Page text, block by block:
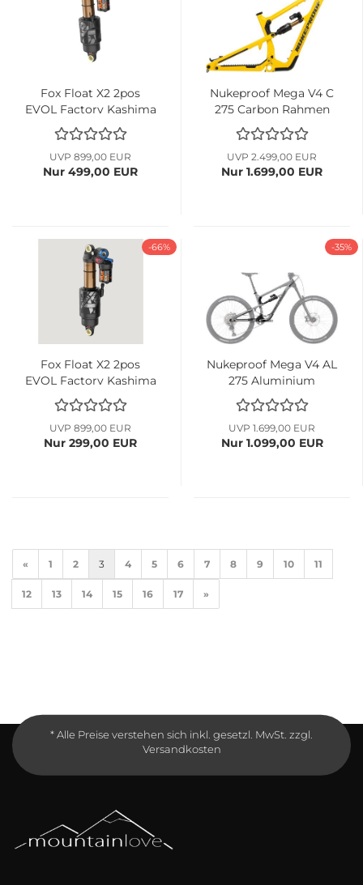
Fox Float X2 2pos
EVOL Factory Kashima
Trunnion...
UVP 899,00 EUR
Nur 499,00 EUR
Nukeproof Mega V4 C
275 Carbon Rahmen
gelb...
UVP 2.499,00 EUR
Nur 1.699,00 EUR
-66%
Fox Float X2 2pos
EVOL Factory Kashima
metric...
UVP 899,00 EUR
Nur 299,00 EUR
-35%
Nukeproof Mega V4 AL
275 Aluminium
Rahmen...
UVP 1.699,00 EUR
Nur 1.099,00 EUR
« 1 2 3 4 5 6 7 8 9 10 11
12 13 14 15 16 17 »
* Alle Preise verstehen sich inkl. gesetzl. MwSt. zzgl.
Versandkosten